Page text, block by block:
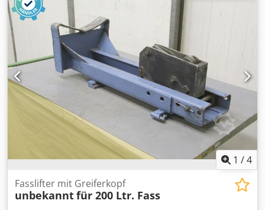
PARAMETER: - Maximale Schnittlänge: 6050 mm - Minimale
Schnittlänge: 585 mm - Schnitthöhe: 120 mm - Maximale
Materialbreite - Sägendurchmesser: 400 mm - Anzahl der
Schneidaggregate: 4 - Leistung der Schneidaggregate: 4x 3
kW - Vorschubmotorleistung: 1,1 kW - Materialvorschub
mittels Kettenantrieb - Vorschubgeschwindigkeit über
Getriebemotor regelbar
1 /4
Fasslifter mit Greiferkopf
unbekanntfür 200 Ltr. Fass